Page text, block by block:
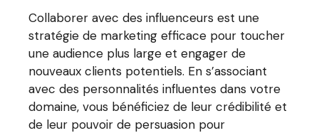
Collaborer avec des influenceurs est une
stratégie de marketing efficace pour toucher
une audience plus large et engager de
nouveaux clients potentiels. En s’associant
avec des personnalités influentes dans votre
domaine, vous bénéficiez de leur crédibilité et
de leur pouvoir de persuasion pour